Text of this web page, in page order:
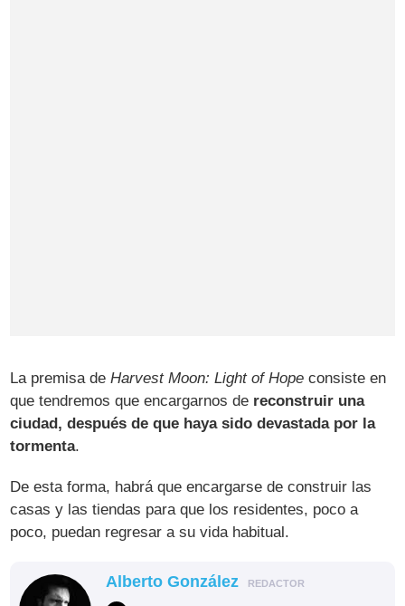
La premisa deHarvest Moon: Light of Hope consiste en
que tendremos que encargarnos de reconstruir una
ciudad, después de que haya sido devastada por la
tormenta.
De esta forma, habrá que encargarse de construir las
casas y las tiendas para que los residentes, poco a
poco, puedan regresar a su vida habitual.
Alberto González REDACTOR